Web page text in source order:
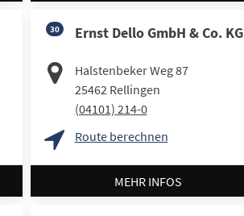
30 Ernst Dello GmbH & Co. KG
Halstenbeker Weg 87
25462 Rellingen
(04101) 214-0
Route berechnen
MEHR INFOS